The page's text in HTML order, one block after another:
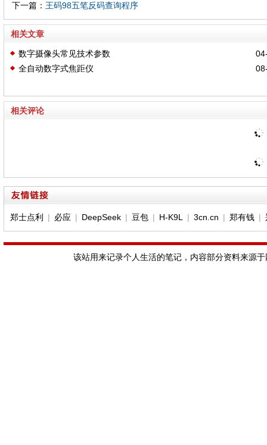
下一篇： 王码98五笔反码查询程序
相关文章
数字摄像头常见技术参数
全自动数字式焦距仪
相关评论
郑士点利 | 必应 | DeepSeek| 豆包| H-K9L | 3cn.cn | 郑有钱|
该站用来记录个人生活的笔记，内容部分资料来源